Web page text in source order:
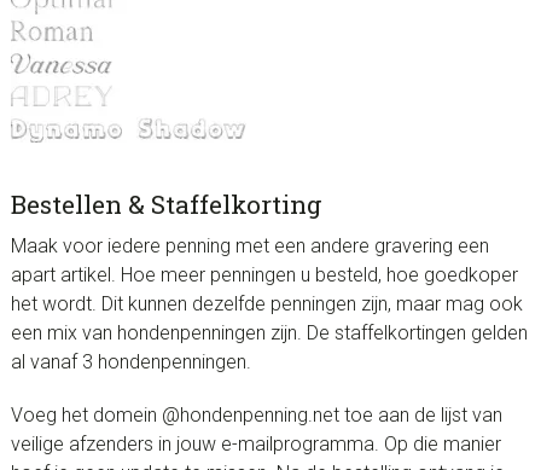
Bestellen & Staffelkorting
Maak voor iedere penning met een andere gravering een
apart artikel. Hoe meer penningen u besteld, hoe goedkoper
het wordt. Dit kunnen dezelfde penningen zijn, maar mag ook
een mix van hondenpenningen zijn. De staffelkortingen gelden
al vanaf 3 hondenpenningen.
Voeg het domein @hondenpenning.net toe aan de lijst van
veilige afzenders in jouw e-mailprogramma. Op die manier